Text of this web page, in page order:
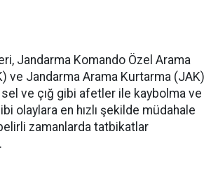
Jandarma Komando Özel Arama
ve Jandarma Arama Kurtarma (JAK)
ve çığ gibi afetler ile kaybolma ve
olaylara en hızlı şekilde müdahale
zamanlarda tatbikatlar